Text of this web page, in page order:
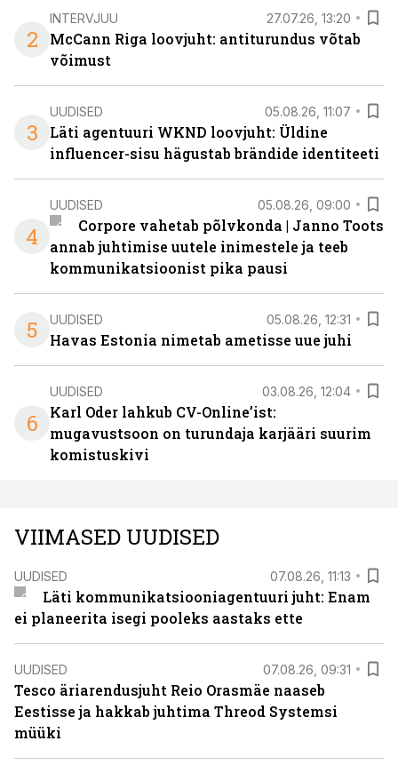
2
INTERVJUU 27.07.26, 13:20
McCann Riga loovjuht: antiturundus võtab
võimust
3
UUDISED 05.08.26, 11:07
Läti agentuuri WKND loovjuht: Üldine
influencer-sisu hägustab brändide identiteeti
4
UUDISED 05.08.26, 09:00
Corpore vahetab põlvkonda | Janno Toots
annab juhtimise uutele inimestele ja teeb
kommunikatsioonist pika pausi
5 UUDISED 05.08.26, 12:31
Havas Estonia nimetab ametisse uue juhi
6
UUDISED 03.08.26, 12:04
Karl Oder lahkub CV-Online’ist:
mugavustsoon on turundaja karjääri suurim
komistuskivi
VIIMASED UUDISED
UUDISED 07.08.26, 11:13
Läti kommunikatsiooniagentuuri juht: Enam
ei planeerita isegi pooleks aastaks ette
UUDISED 07.08.26, 09:31
Tesco äriarendusjuht Reio Orasmäe naaseb
Eestisse ja hakkab juhtima Threod Systemsi
müüki